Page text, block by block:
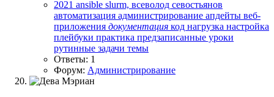
2021 ansible slurm, всеволод севостьянов
автоматизация администрирование апдейты веб-
приложения документация код нагрузка настройка
плейбуки практика предзаписанные уроки
рутинные задачи темы
Ответы: 1
Форум: Администрирование